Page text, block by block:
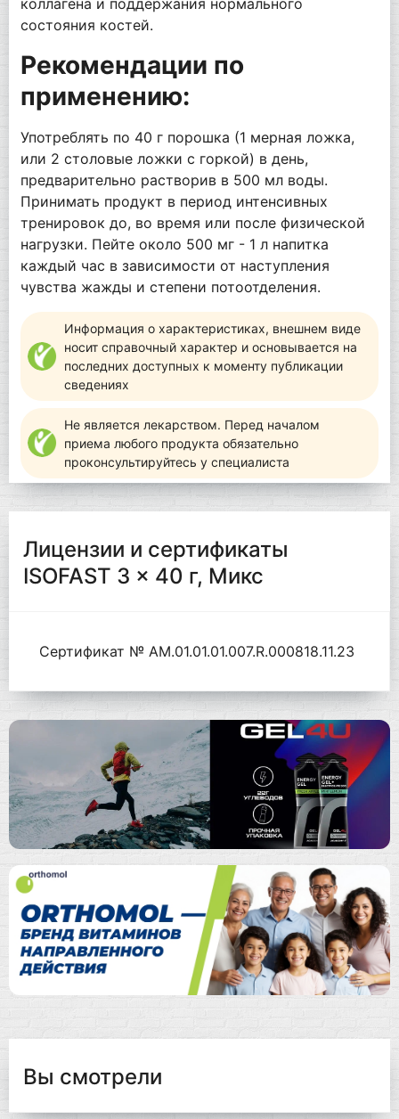
состояния костей.
Рекомендации по
применению:
Употреблять по 40 г порошка (1 мерная ложка,
или 2 столовые ложки с горкой) в день,
предварительно растворив в 500 мл воды.
Принимать продукт в период интенсивных
тренировок до, во время или после физической
нагрузки. Пейте около 500 мг - 1 л напитка
каждый час в зависимости от наступления
чувства жажды и степени потоотделения.
Информация о характеристиках, внешнем виде
носит справочный характер и основывается на
последних доступных к моменту публикации
сведениях
Не является лекарством. Перед началом
приема любого продукта обязательно
проконсультируйтесь у специалиста
Лицензии и сертификаты
ISOFAST 3 x 40 г, Микс
Сертификат № AM.01.01.01.007.R.000818.11.23
Вы смотрели